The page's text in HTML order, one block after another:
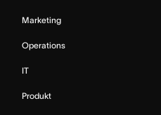
Marketing
Operations
IT
Produkt